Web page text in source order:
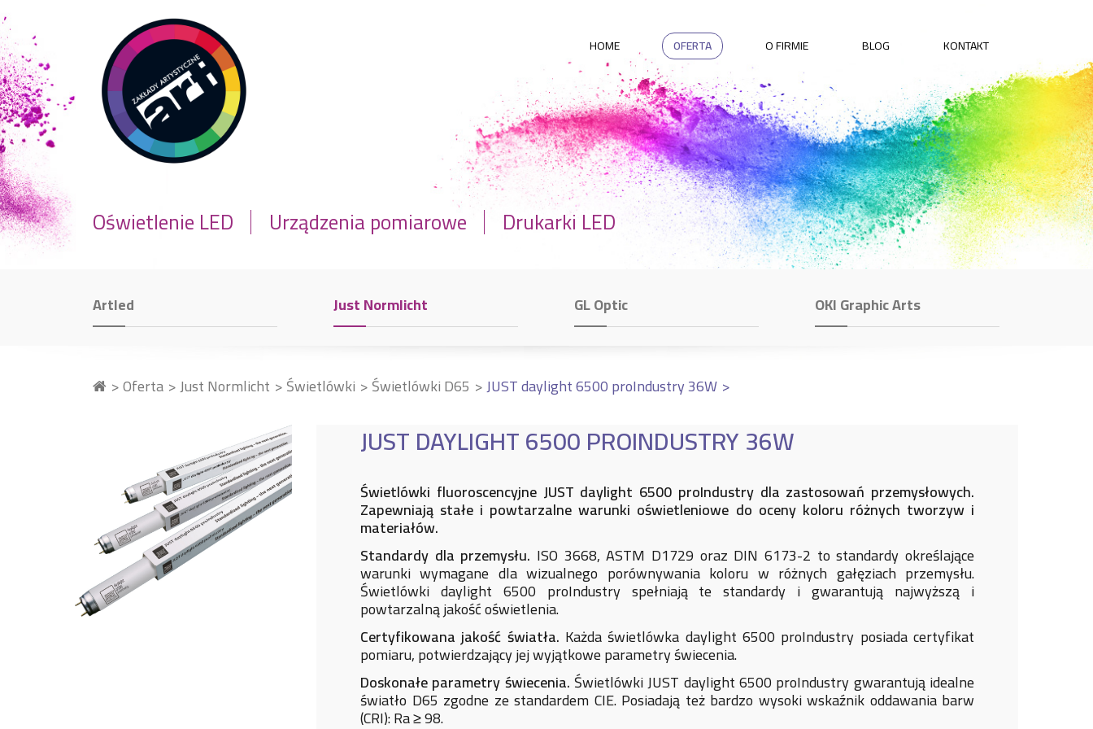
HOME OFERTA O FIRMIE BLOG KONTAKT
Oświetlenie LED Urządzenia pomiarowe Drukarki LED
Artled Just Normlicht GL Optic OKI Graphic Arts
Oferta Just Normlicht Świetlówki Świetlówki D65 JUST daylight 6500 proIndustry 36W
JUST DAYLIGHT 6500 PROINDUSTRY 36W
Świetlówki fluoroscencyjne JUST daylight 6500 proIndustry dla zastosowań przemysłowych.
Zapewniają stałe i powtarzalne warunki oświetleniowe do oceny koloru różnych tworzyw i
materiałów.
Standardy dla przemysłu. ISO 3668, ASTM D1729 oraz DIN 6173-2 to standardy określające
warunki wymagane dla wizualnego porównywania koloru w różnych gałęziach przemysłu.
Świetlówki daylight 6500 proIndustry spełniają te standardy i gwarantują najwyższą i
powtarzalną jakość oświetlenia.
Certyfikowana jakość światła. Każda świetlówka daylight 6500 proIndustry posiada certyfikat
pomiaru, potwierdzający jej wyjątkowe parametry świecenia.
Doskonałe parametry świecenia.Świetlówki JUST daylight 6500 proIndustry gwarantują idealne
światło D65 zgodne ze standardem CIE. Posiadają też bardzo wysoki wskaźnik oddawania barw
(CRI): Ra ≥ 98.